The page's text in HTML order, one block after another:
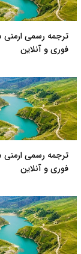
ترجمه رسمی ارمنی
فوری و آنلاین
ترجمه رسمی ارمنی
فوری و آنلاین